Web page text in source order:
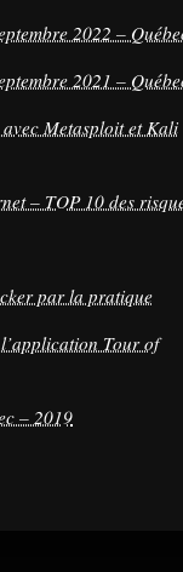
2022 –
2021 –
Metasploit et Kali
– TOP 10 des
par la pratique
Tour of
– 2019